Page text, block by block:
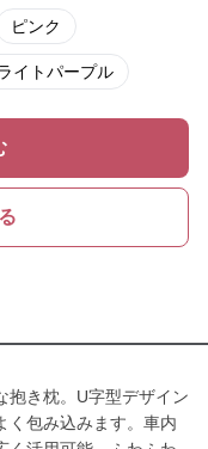
ピンク
イトパープル
抱き枕。U字型デザイン
く包み込みます。車内